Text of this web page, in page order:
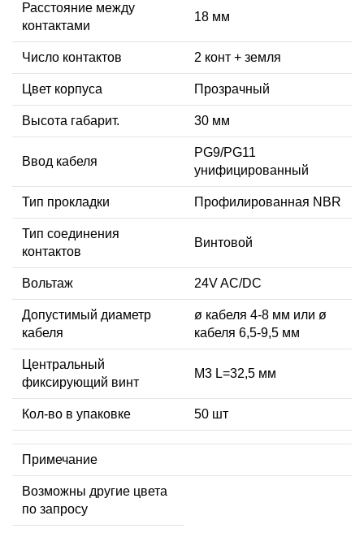
Расстояние между
контактами
18 мм
Число контактов 2 конт + земля
Цвет корпуса Прозрачный
Высота габарит. 30 мм
Ввод кабеля
PG9/PG11
унифицированный
Тип прокладки Профилированная NBR
Тип соединения
контактов
Винтовой
Вольтаж 24V AC/DC
Допустимый диаметр
кабеля
ø кабеля 4-8 мм или ø
кабеля 6,5-9,5 мм
Центральный
фиксирующий винт
М3 L=32,5 мм
Кол-во в упаковке 50 шт
Примечание
Возможны другие цвета
по запросу